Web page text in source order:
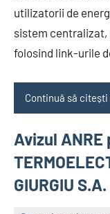
utilizatorii de
sistem
folosind link-urile
Continuă să citești
Avizul ANRE
GIURGIU S.A.